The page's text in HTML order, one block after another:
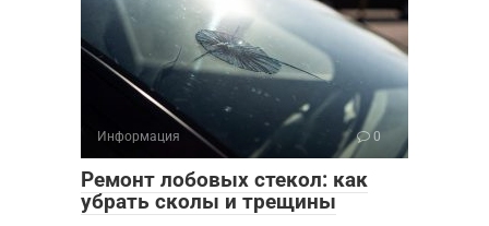
Информация 0
Ремонт лобовых стекол: как
убрать сколы и трещины